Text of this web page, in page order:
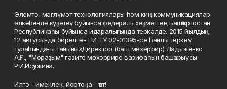
Элемтә, мәғлүмәт технологиялары һәм киң коммуникациялар
өлкәһендә күҙәтеү буйынса федераль хеҙмәттең Башҡортостан
Республикаһы буйынса идаралығында теркәлде. 2015 йылдың
12 авгусында бирелгән ПИ ТУ 02-01395-се һанлы теркәү
тураһындағы таныҡлыҡ. Директор (баш мөхәррир) Ладыженко
А.Ғ., "Мораҙым" гәзите мөхәррире вазифаһын башҡарыусы
Р.И.Исҡужина.
Илгә - именлек, йортоңа - ҡот!